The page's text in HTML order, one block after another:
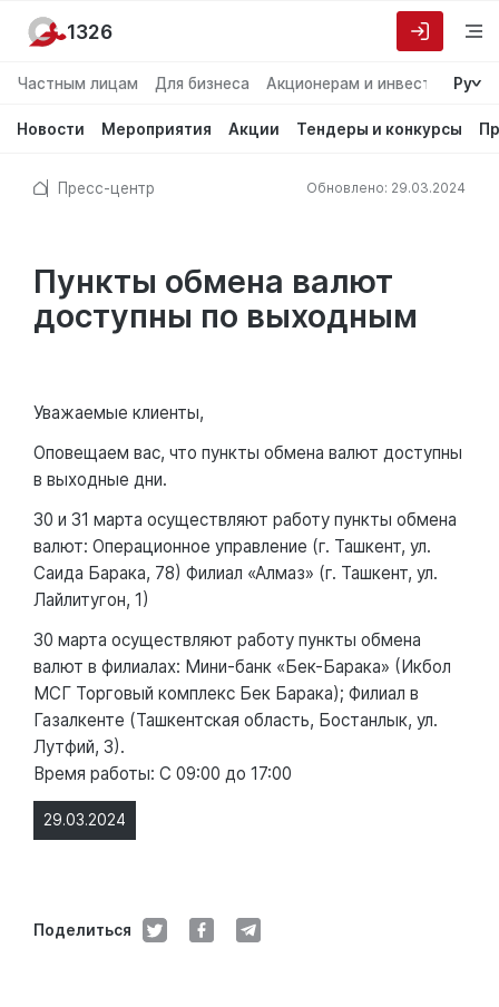
Частным лицам Для бизнеса Акционерам и инвесторам
Ру
Новости Мероприятия Акции Тендеры и конкурсы
1326
Пресс-центр Обновлено: 29.03.2024
Пункты обмена валют
доступны по выходным
29.03.2024
Поделиться
Уважаемые клиенты,
Оповещаем вас, что пункты обмена валют доступны
в выходные дни.
30 и 31 марта осуществляют работу пункты обмена
валют: Операционное управление (г. Ташкент, ул.
Саида Барака, 78) Филиал «Алмаз» (г. Ташкент, ул.
Лайлитугон, 1)
30 марта осуществляют работу пункты обмена
валют в филиалах: Мини-банк «Бек-Барака» (Икбол
МСГ Торговый комплекс Бек Барака); Филиал в
Газалкенте (Ташкентская область, Бостанлык, ул.
Лутфий, 3).
Время работы: С 09:00 до 17:00